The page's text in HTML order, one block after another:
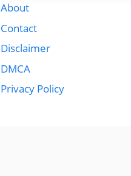
About
Contact
Disclaimer
DMCA
Privacy Policy